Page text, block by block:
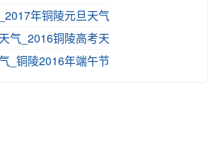
年铜陵元旦天气
气_2016铜陵高考天
_铜陵2016年端午节